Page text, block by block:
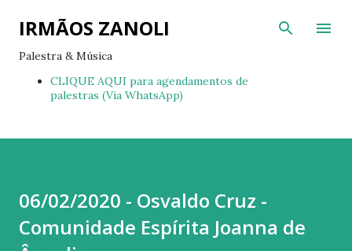
Pular para o conteúdo principal
IRMÃOS ZANOLI
Palestra & Música
CLIQUE AQUI para agendamentos de
palestras (Via WhatsApp)
06/02/2020 - Osvaldo Cruz -
Comunidade Espírita Joanna de